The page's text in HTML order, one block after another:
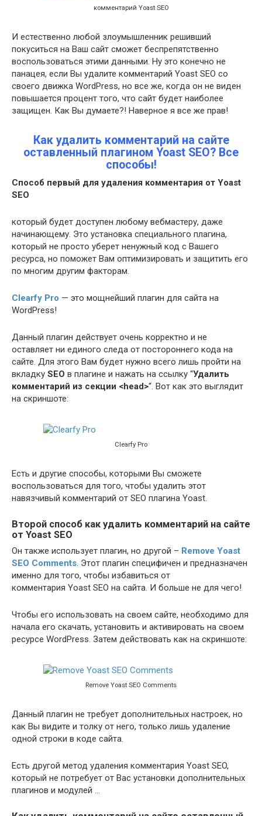
комментарий Yoast SEO
И естественно любой злоумышленник решивший
покуситься на Ваш сайт сможет беспрепятственно
воспользоваться этими данными. Ну это конечно не
панацея, если Вы удалите комментарий Yoast SEO со
своего движка WordPress, но все же, когда он не виден
повышается процент того, что сайт будет наиболее
защищен. Как Вы думаете?! Наверное я все же прав!
Как удалить комментарий на сайте
оставленный плагином Yoast SEO? Все
способы!
Способ первый для удаления комментария от Yoast
SEO
который будет доступен любому вебмастеру, даже
начинающему. Это установка специального плагина,
который не просто уберет ненужный код с Вашего
ресурса, но поможет Вам оптимизировать и защитить его
по многим другим факторам.
Clearfy Pro — это мощнейший плагин для сайта на
WordPress!
Данный плагин действует очень корректно и не
оставляет ни единого следа от постороннего кода на
сайте. Для этого Вам будет нужно всего лишь пройти на
вкладку SEO в плагине и нажать на ссылку “Удалить
комментарий из секции <head>“. Вот как это выглядит
на скриншоте:
Clearfy Pro
Есть и другие способы, которыми Вы сможете
воспользоваться для того, чтобы удалить этот
навязчивый комментарий от SEO плагина Yoast.
Второй способ как удалить комментарий на сайте
от Yoast SEO
Он также использует плагин, но другой – Remove Yoast
SEO Comments. Этот плагин специфичен и предназначен
именно для того, чтобы избавиться от
комментария Yoast SEO на сайта. И больше не для чего!
Чтобы его использовать на своем сайте, необходимо для
начала его скачать, установить и активировать на своем
ресурсе WordPress. Затем действовать как на скриншоте:
Remove Yoast SEO Comments
Данный плагин не требует дополнительных настроек, но
как Вы видите и толку от него, только лишь удаление
одной строки в коде сайта.
Есть другой метод удаления комментария Yoast SEO,
который не потребует от Вас установки дополнительных
плагинов и модулей …